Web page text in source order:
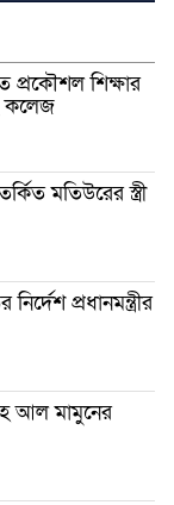
প্রকৌশল শিক্ষার
কলেজ
মতিউরের স্ত্রী
প্রধানমন্ত্রীর
আল মামুনের